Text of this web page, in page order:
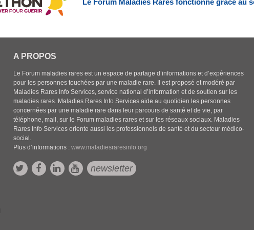
Le Forum Maladies Rares fonctionne grâce au
A PROPOS
Le Forum maladies rares est un espace de partage d’informations et d’expériences
pour les personnes touchées par une maladie rare. Il est proposé et modéré par
Maladies Rares Info Services, service national d’information et de soutien sur les
maladies rares. Maladies Rares Info Services aide au quotidien les personnes
concernées par une maladie rare dans leur parcours de santé et de vie, par
téléphone, mail, sur le Forum maladies rares et sur les réseaux sociaux. Maladies
Rares Info Services oriente aussi les professionnels de santé et du secteur médico-
social.
Plus d’informations :www.maladiesraresinfo.org
newsletter